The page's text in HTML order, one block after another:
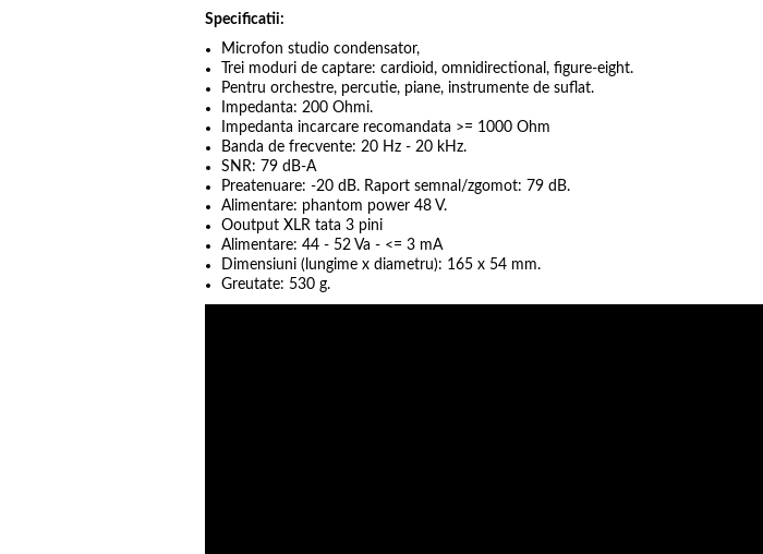
Specificatii:
Microfon studio condensator,
Trei moduri de captare: cardioid, omnidirectional, figure-eight.
Pentru orchestre, percutie, piane, instrumente de suflat.
Impedanta: 200 Ohmi.
Impedanta incarcare recomandata >= 1000 Ohm
Banda de frecvente: 20 Hz - 20 kHz.
SNR: 79 dB-A
Preatenuare: -20 dB. Raport semnal/zgomot: 79 dB.
Alimentare: phantom power 48 V.
Ooutput XLR tata 3 pini
Alimentare: 44 - 52 Va - <= 3 mA
Dimensiuni (lungime x diametru): 165 x 54 mm.
Greutate: 530 g.